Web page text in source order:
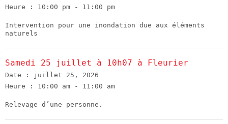
Heure : 10:00 pm - 11:00 pm
Intervention pour une inondation due aux éléments
naturels
Samedi 25 juillet à 10h07 à Fleurier
Date : juillet 25, 2026
Heure : 10:00 am - 11:00 am
Relevage d’une personne.